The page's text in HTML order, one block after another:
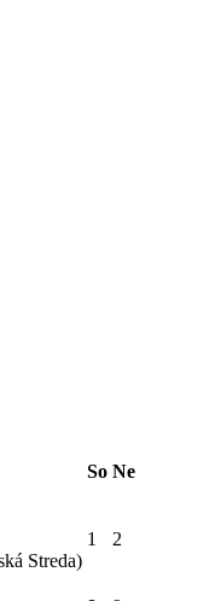
So Ne
Streda)
1 2